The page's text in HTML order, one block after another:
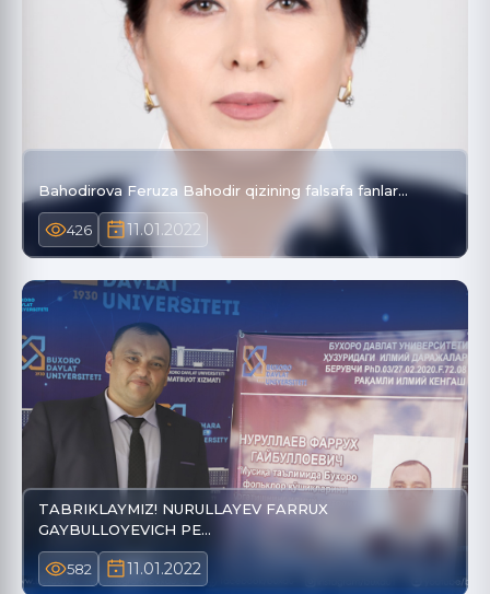
Bahodirova Feruza Bahodir qizining falsafa fanlar…
426 11.01.2022
TABRIKLAYMIZ! NURULLAYEV FARRUX
GAYBULLOYEVICH PE…
582 11.01.2022